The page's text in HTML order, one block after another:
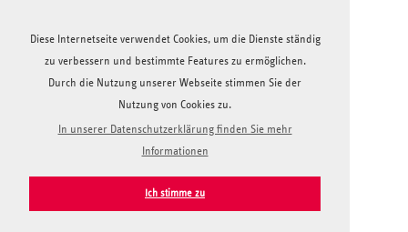
Diese Internetseite verwendet Cookies, um die Dienste ständig
zu verbessern und bestimmte Features zu ermöglichen.
Durch die Nutzung unserer Webseite stimmen Sie der
Nutzung von Cookies zu.
In unserer Datenschutzerklärung finden Sie mehr
Informationen
Ich stimme zu